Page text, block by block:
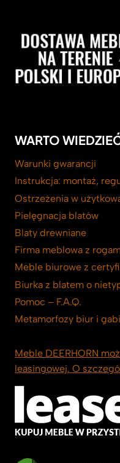
WARTO
Warunki gwarancji
Instrukcja: montaż,
Ostrzeżenia w
Pielęgnacja blatów
Blaty drewniane
Firma meblowa z
Meble biurowe z
Biurka z blatem o
Pomoc – F.A.Q.
Metamorfozy biur i
Meble DEERHORN
leasingowej. O